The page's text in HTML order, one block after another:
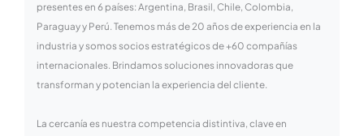
presentes en 6 países: Argentina, Brasil, Chile, Colombia,
Paraguay y Perú. Tenemos más de 20 años de experiencia en la
industria y somos socios estratégicos de +60 compañías
internacionales. Brindamos soluciones innovadoras que
transforman y potencian la experiencia del cliente.
La cercanía es nuestra competencia distintiva, clave en